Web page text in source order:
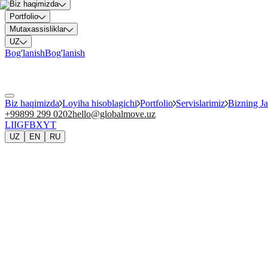
Biz haqimizda
Portfolio
Mutaxassisliklar
UZ
Bog'lanishBog'lanish
Biz haqimizda Loyiha hisoblagichi Portfolio Servislarimiz Bizning
+99899 299 0202hello@globalmove.uz
LIIGFBXYT
UZ EN RU